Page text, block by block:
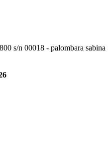
s/n 00018 - palombara sabina